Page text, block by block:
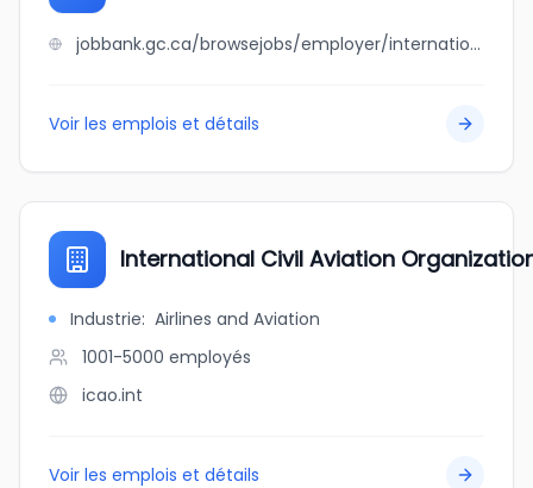
jobbank.gc.ca/browsejobs/employer/international+cheese+co+ltd/ca
Voir les emplois et détails
International Civil Aviation
Industrie: Airlines and Aviation
1001-5000 employés
icao.int
Voir les emplois et détails